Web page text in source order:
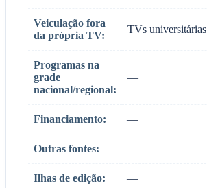
Veiculação fora
da própria TV:
TVs universitárias
Programas na
grade
nacional/regional:
—
Financiamento: —
Outras fontes: —
Ilhas de edição: —